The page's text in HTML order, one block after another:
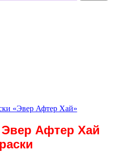
«Эвер Афтер Хай»
Афтер Хай